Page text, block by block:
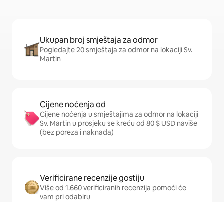
Ukupan broj smještaja za odmor
Pogledajte 20 smještaja za odmor na lokaciji Sv.
Martin
Cijene noćenja od
Cijene noćenja u smještajima za odmor na lokaciji
Sv. Martin u prosjeku se kreću od 80 $ USD naviše
(bez poreza i naknada)
Verificirane recenzije gostiju
Više od 1.660 verificiranih recenzija pomoći će
vam pri odabiru